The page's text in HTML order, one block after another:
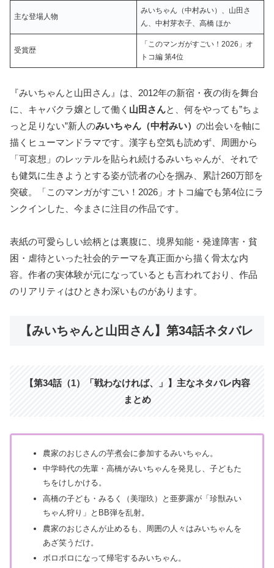
主な登場人物
みいちゃん（中村みい）、山田さ
ん、中村芽衣子、高橋 ほか
受賞歴
「このマンガがすごい！2026」オ
トコ編 第4位
『みいちゃんと山田さん』は、2012年の新宿・夜の街を舞台
に、キャバクラ嬢として働く 山田さんと、何をやっても”ちょ
っと足りない”新人のみいちゃん（中村みい） の出会いを軸に
描くヒューマンドラマです。漢字も空気も読めず、周囲から
「可哀想」のレッテルを貼られ続けるみいちゃんが、それで
も健気に生きようとする姿が読者の心を掴み、累計260万部を
突破。「このマンガがすごい！2026」オトコ編でも第4位にラ
ンクインした、今まさに注目の作品です。
表紙の可愛らしい絵柄とは裏腹に、境界知能・発達障害・貧
困・虐待といった社会的テーマを真正面から描く骨太な内
容。作者の実体験が元になっているとも言われており、作品
のリアリティはひときわ深いものがあります。
【みいちゃんと山田さん】第34話ネタバレ
【第34話（1）「戦わなければ、」】主なネタバレ内容
まとめ
農家のおじさんの芋煮会に参加するみいちゃん。
中学時代の先輩・高橋がみいちゃんを発見し、子どもた
ちをけしかける。
高橋の子ども・みるく（美瑠玖）と亜夢露が「珍獣みい
ちゃん狩り」とBB弾を乱射。
農家のおじさんが止めるも、周囲の人々はみいちゃんを
あざ笑うだけ。
ボロボロになって帰宅するみいちゃん。